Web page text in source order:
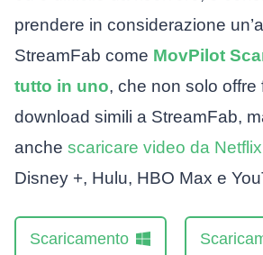
prendere in considerazione
StreamFab come MovPilot
tutto in uno, che non solo offre
download simili a StreamFab,
anche scaricare video da Netflix
Disney +, Hulu, HBO Max e
Scaricamento